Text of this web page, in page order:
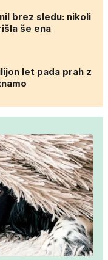
brez sledu: nikoli
še ena
let pada prah z